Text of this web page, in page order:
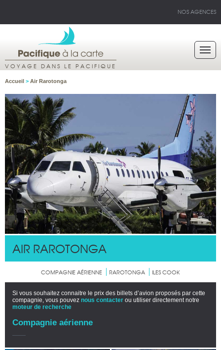
NOS AGENCES
VOYAGE DANS LE PACIFIQUE
Accueil > Air Rarotonga
AIR RAROTONGA
COMPAGNIE AÉRIENNE RAROTONGA ILES COOK
Si vous souhaitez connaitre le prix des billets d’avion proposés par cette
compagnie, vous pouvez nous contacter ou utiliser directement notre
moteur de recherche
Compagnie aérienne